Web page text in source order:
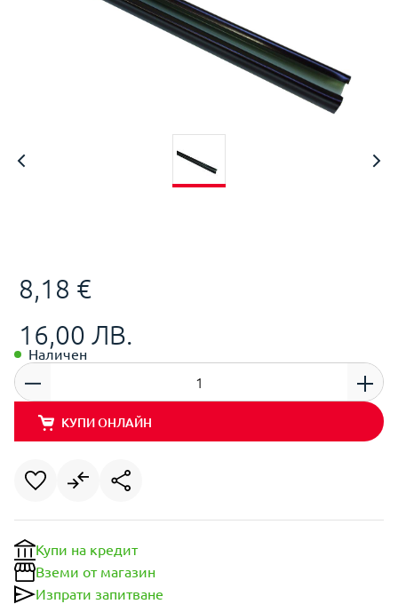
8,18 €
16,00 ЛВ.
Наличен
КУПИ ОНЛАЙН
Купи на кредит
Вземи от магазин
Изпрати запитване